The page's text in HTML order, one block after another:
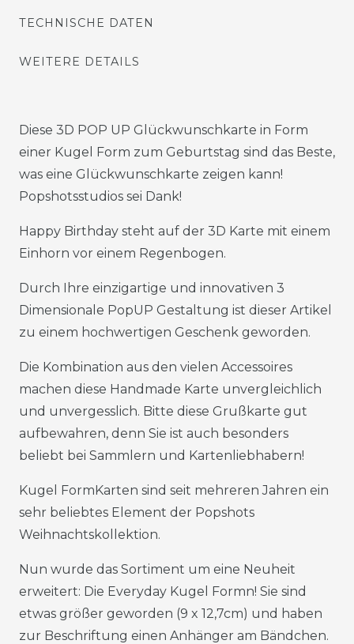
TECHNISCHE DATEN
WEITERE DETAILS
Diese 3D POP UP Glückwunschkarte in Form
einer Kugel Form zum Geburtstag sind das Beste,
was eine Glückwunschkarte zeigen kann!
Popshotsstudios sei Dank!
Happy Birthday steht auf der 3D Karte mit einem
Einhorn vor einem Regenbogen.
Durch Ihre einzigartige und innovativen 3
Dimensionale PopUP Gestaltung ist dieser Artikel
zu einem hochwertigen Geschenk geworden.
Die Kombination aus den vielen Accessoires
machen diese Handmade Karte unvergleichlich
und unvergesslich. Bitte diese Grußkarte gut
aufbewahren, denn Sie ist auch besonders
beliebt bei Sammlern und Kartenliebhabern!
Kugel FormKarten sind seit mehreren Jahren ein
sehr beliebtes Element der Popshots
Weihnachtskollektion.
Nun wurde das Sortiment um eine Neuheit
erweitert: Die Everyday Kugel Formn! Sie sind
etwas größer geworden (9 x 12,7cm) und haben
zur Beschriftung einen Anhänger am Bändchen.